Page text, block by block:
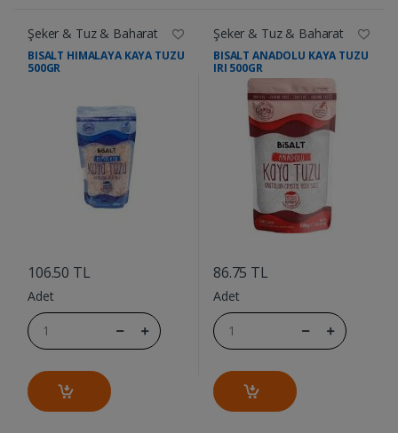
Şeker & Tuz & Baharat
BISALT HIMALAYA KAYA TUZU
500GR
106.50 TL
Adet
Şeker & Tuz & Baharat
BISALT ANADOLU KAYA TUZU
IRI 500GR
86.75 TL
Adet